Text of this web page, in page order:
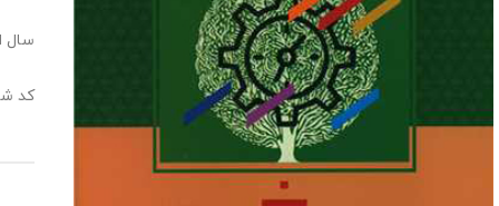
سال
کد شابک: